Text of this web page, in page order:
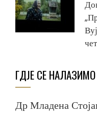
ГДЈЕ СЕ НАЛАЗИМО
Др Младена